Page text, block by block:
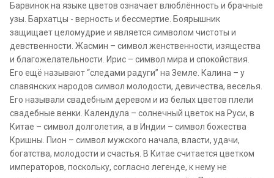
Барвинок на языке цветов означает влюблённость и брачные
узы. Бархатцы - верность и бессмертие. Боярышник
защищает целомудрие и является символом чистоты и
девственности. Жасмин – символ женственности, изящества
и благожелательности. Ирис – символ мира и спокойствия.
Его ещё называют “следами радуги” на Земле. Калина – у
славянских народов символ молодости, девичества, веселья.
Его называли свадебным деревом и из белых цветов плели
свадебные венки. Календула – солнечный цветок на Руси, в
Китае – символ долголетия, а в Индии – символ божества
Кришны. Пион – символ мужского начала, власти, удачи,
богатства, молодости и счастья. В Китае считается цветком
императоров, поскольку, согласно легенде, к нему не